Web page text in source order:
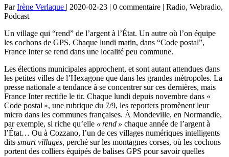
ParIrène Verlaque | 2020-02-23 | 0 commentaire | Radio, Webradio,
Podcast
Un village qui “rend” de l’argent à l’État. Un autre où l’on équipe
les cochons de GPS. Chaque lundi matin, dans “Code postal”,
France Inter se rend dans une localité peu commune.
Les élections municipales approchent, et sont autant attendues dans
les petites villes de l’Hexagone que dans les grandes métropoles. La
presse nationale a tendance à se concentrer sur ces dernières, mais
France Inter rectifie le tir. Chaque lundi depuis novembre dans «
Code postal », une rubrique du 7/9, les reporters promènent leur
micro dans les communes françaises. À Mondeville, en Normandie,
par exemple, si riche qu’elle « rend » chaque année de l’argent à
l’État… Ou à Cozzano, l’un de ces villages numériques intelligents
dits smart villages, perché sur les montagnes corses, où les cochons
portent des colliers équipés de balises GPS pour savoir quelles